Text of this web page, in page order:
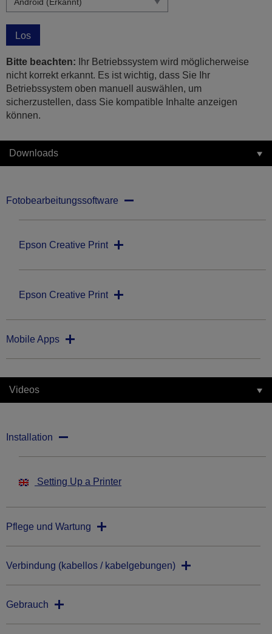
Los
Bitte beachten: Ihr Betriebssystem wird möglicherweise
nicht korrekt erkannt. Es ist wichtig, dass Sie Ihr
Betriebssystem oben manuell auswählen, um
sicherzustellen, dass Sie kompatible Inhalte anzeigen
können.
Downloads
Fotobearbeitungssoftware
Epson Creative Print
Epson Creative Print
Mobile Apps
Videos
Installation
Setting Up a Printer
Pflege und Wartung
Verbindung (kabellos / kabelgebungen)
Gebrauch